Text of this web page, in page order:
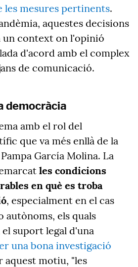
les mesures pertinents.
aquestes decisions
un context on l'opinió
d'acord amb el complex
de comunicació.
democràcia
amb el rol del
que va més enllà de la
García Molina. La
les condicions
en què es troba
, especialment en el cas
autònoms, els quals
suport legal d'una
una bona investigació
aquest motiu, "les